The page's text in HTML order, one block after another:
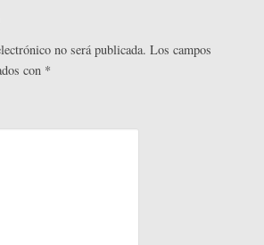
r
no será publicada. Los campos
con *